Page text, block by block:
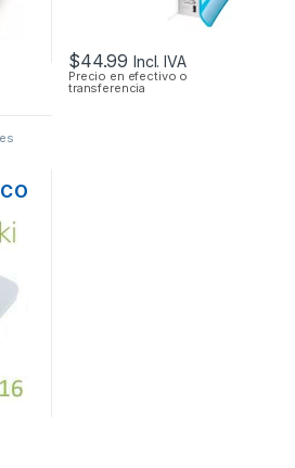
$44.99 Incl. IVA
Precio en efectivo o
transferencia